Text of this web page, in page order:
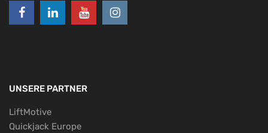
UNSERE PARTNER
LiftMotive
Quickjack Europe